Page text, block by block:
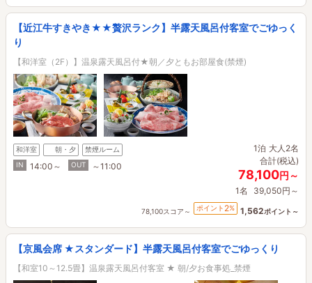
【近江牛すきやき★★贅沢ランク】半露天風呂付客室でごゆっく
り
【和洋室（2F）】温泉露天風呂付★朝／夕ともお部屋食(禁煙)
和洋室 朝・夕
禁煙ルーム
IN
14:00～ OUT ～11:00
1泊 大人2名
合計(税込)
78,100円～
1名 39,050円～
78,100スコア～ ポイント 2% 1,562ポイント～
【京風会席 ★スタンダード】半露天風呂付客室でごゆっくり
【和室10～12.5畳】温泉露天風呂付客室 ★ 朝/夕お食事処_禁煙